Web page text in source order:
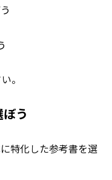
。
う
特化した参考書を選